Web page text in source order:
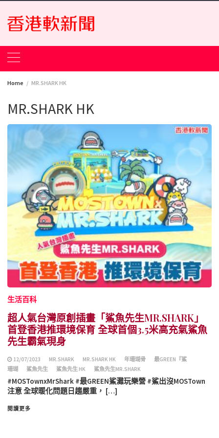
Skip
content
Home MR.SHARK HK
MR.SHARK HK
生活百科
超人氣台灣原創插畫「鯊魚先生MR.SHARK」
首登香港推環境保育 全球首個3.5米高充氣鯊魚
先生霸氣現身
12/07/2023 MR.SHARK MR.SHARK HK 年珊瑚骨
最GREEN『鯊
珊瑚
鯊魚先生 鯊魚先生 HK 鯊魚先生MR.SHARK
#MOSTownxMrShark #最GREEN鯊灘玩樂營 #鯊出沒MOSTown
注意 全球暖化問題日趨嚴重， […]
閱讀更多